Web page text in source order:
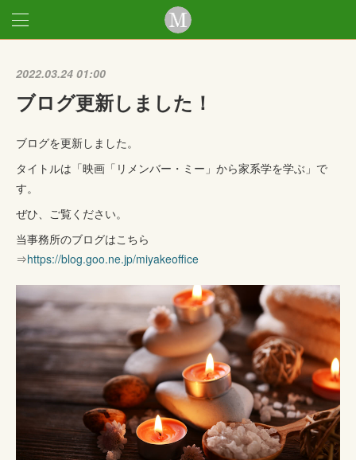
2022.03.24 01:00
ブログ更新しました！
ブログを更新しました。
タイトルは「映画「リメンバー・ミー」から家系学を学ぶ」で
す。
ぜひ、ご覧ください。
当事務所のブログはこちら
⇒https://blog.goo.ne.jp/miyakeoffice